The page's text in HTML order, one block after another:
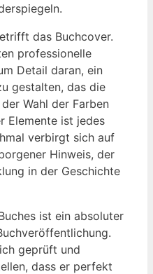
das Buchcover.
professionelle
Detail daran, ein
gestalten, das die
Wahl der Farben
Elemente ist jedes
verbirgt sich auf
Hinweis, der
in der Geschichte
ist ein absoluter
geprüft und
dass er perfekt